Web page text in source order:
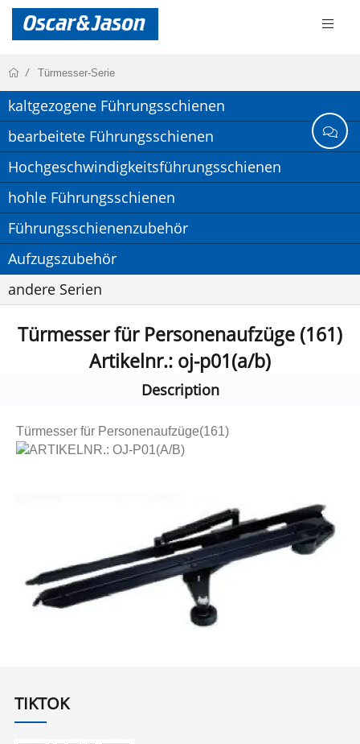
Türmesser-Serie
kaltgezogene Führungsschienen
bearbeitete Führungsschienen
Hochgeschwindigkeitsführungsschienen
hohle Führungsschienen
Führungsschienenzubehör
Aufzugszubehör
andere Serien
Türmesser für Personenaufzüge (161)
Artikelnr.: oj-p01(a/b)
Description
Türmesser für Personenaufzüge(161)
ARTIKELNR.: OJ-P01(A/B)
TIKTOK